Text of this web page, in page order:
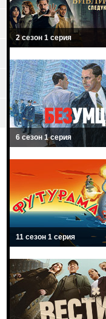
2 сезон 1 серия
6 сезон 1 серия
11 сезон 1 серия